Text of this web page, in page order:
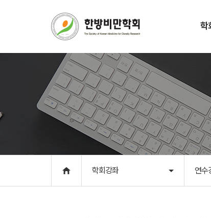
학
학회소개
인사말
학회개요
학회연혁
학회조직
학회강좌
연수강좌
학술대회
학회앨범
학회일정
학회강좌 연수